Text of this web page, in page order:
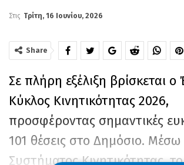
Στις Τρίτη, 16 Ιουνίου, 2026
Share
Σε πλήρη εξέλιξη βρίσκεται ο
Κύκλος Κινητικότητας 2026,
προσφέροντας σημαντικές
101 θέσεις στο Δημόσιο. Μέσω
Συστήματος Κινητικότητας,